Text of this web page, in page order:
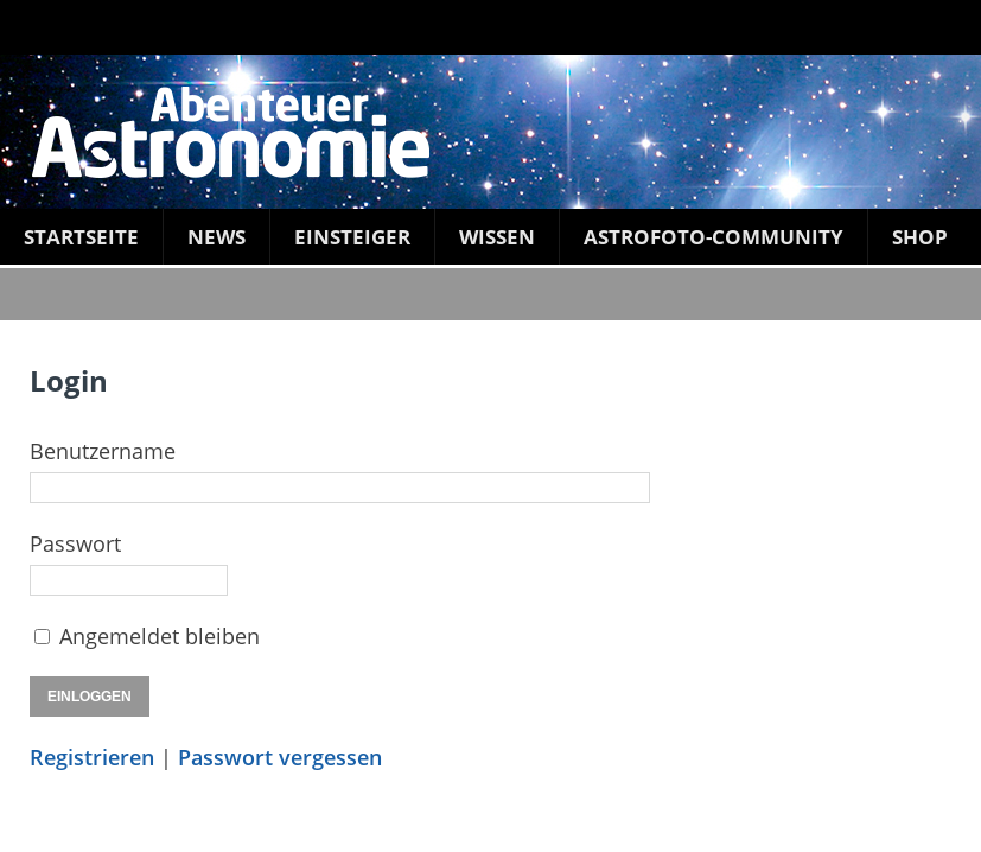
STARTSEITE NEWS EINSTEIGER WISSEN ASTROFOTO-COMMUNITY SHOP
Login
Benutzername
Passwort
Angemeldet bleiben
Registrieren | Passwort vergessen